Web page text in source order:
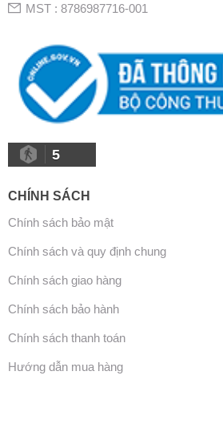
MST : 8786987716-001
5
CHÍNH SÁCH
Chính sách bảo mật
Chính sách và quy định chung
Chính sách giao hàng
Chính sách bảo hành
Chính sách thanh toán
Hướng dẫn mua hàng